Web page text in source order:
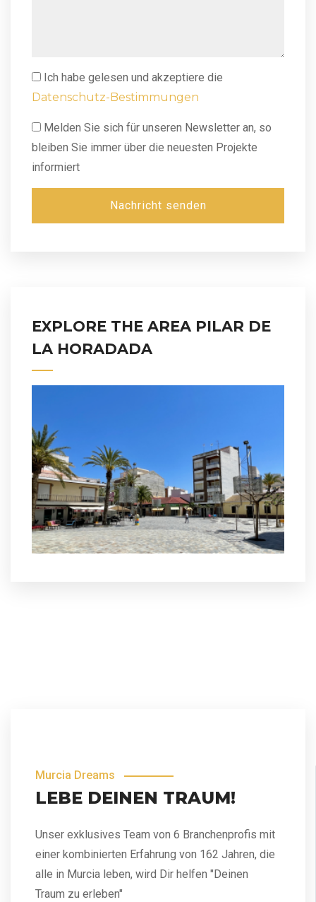
Ich habe gelesen und akzeptiere die
Datenschutz-Bestimmungen
Melden Sie sich für unseren Newsletter an, so
bleiben Sie immer über die neuesten Projekte
informiert
Nachricht senden
EXPLORE THE AREA PILAR DE
LA HORADADA
Murcia Dreams
LEBE DEINEN TRAUM!
Unser exklusives Team von 6 Branchenprofis mit
einer kombinierten Erfahrung von 162 Jahren, die
alle in Murcia leben, wird Dir helfen "Deinen
Traum zu erleben"